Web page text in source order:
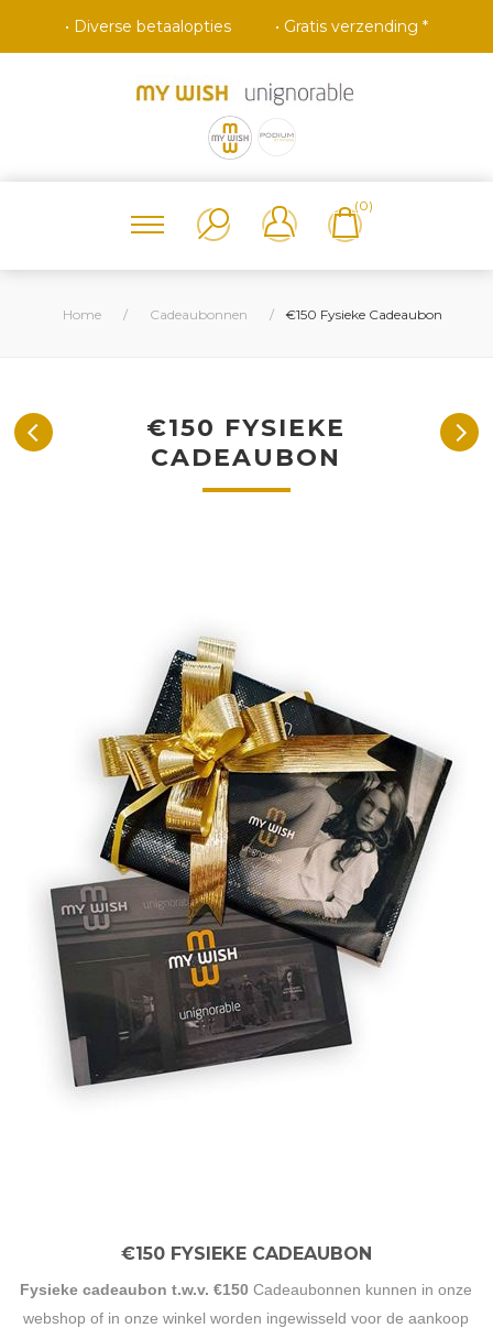
• Diverse betaalopties • Gratis verzending *
(0)
Home / Cadeaubonnen / €150 Fysieke Cadeaubon
€150 FYSIEKE
CADEAUBON
€150 FYSIEKE CADEAUBON
Fysieke cadeaubon t.w.v. €150 Cadeaubonnen kunnen in onze
webshop of in onze winkel worden ingewisseld voor de aankoop